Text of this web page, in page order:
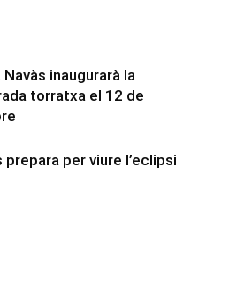
Navàs inaugurarà la
torratxa el 12 de
prepara per viure l’eclipsi